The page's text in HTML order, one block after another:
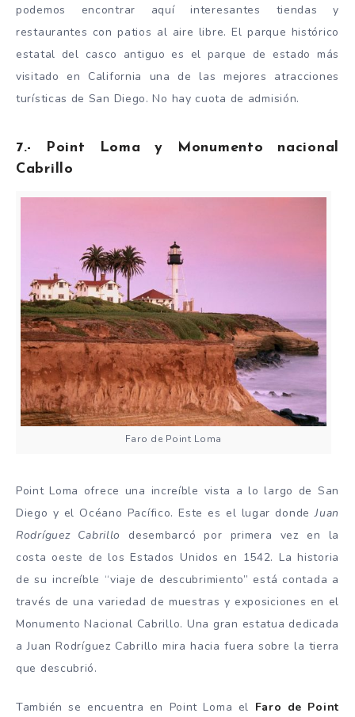
podemos encontrar aquí interesantes tiendas y
restaurantes con patios al aire libre. El parque histórico
estatal del casco antiguo es el parque de estado más
visitado en California una de las mejores atracciones
turísticas de San Diego. No hay cuota de admisión.
7.- Point Loma y Monumento nacional
Cabrillo
Faro de Point Loma
Point Loma ofrece una increíble vista a lo largo de San
Diego y el Océano Pacífico. Este es el lugar dondeJuan
Rodríguez Cabrillo
desembarcó por primera vez en la
costa oeste de los Estados Unidos en 1542. La historia
de su increíble “viaje de descubrimiento” está contada a
través de una variedad de muestras y exposiciones en el
Monumento Nacional Cabrillo. Una gran estatua dedicada
a Juan Rodríguez Cabrillo mira hacia fuera sobre la tierra
que descubrió.
También se encuentra en Point Loma el Faro de Point